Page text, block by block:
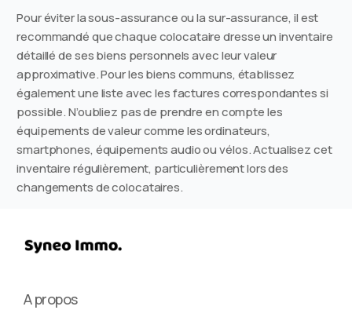
Pour éviter la sous-assurance ou la sur-assurance, il est
recommandé que chaque colocataire dresse un inventaire
détaillé de ses biens personnels avec leur valeur
approximative. Pour les biens communs, établissez
également une liste avec les factures correspondantes si
possible. N’oubliez pas de prendre en compte les
équipements de valeur comme les ordinateurs,
smartphones, équipements audio ou vélos. Actualisez cet
inventaire régulièrement, particulièrement lors des
changements de colocataires.
A propos